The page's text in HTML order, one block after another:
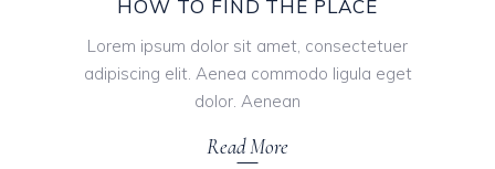
HOW TO FIND THE PLACE
Lorem ipsum dolor sit amet, consectetuer
adipiscing elit. Aenea commodo ligula eget
dolor. Aenean
Read More